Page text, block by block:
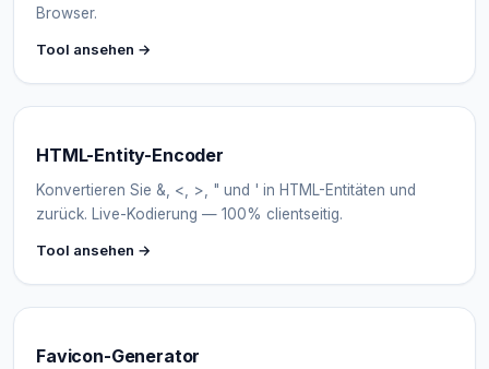
Browser.
Tool ansehen →
HTML-Entity-Encoder
Konvertieren Sie &, <, >, " und ' in HTML-Entitäten und
zurück. Live-Kodierung — 100% clientseitig.
Tool ansehen →
Favicon-Generator